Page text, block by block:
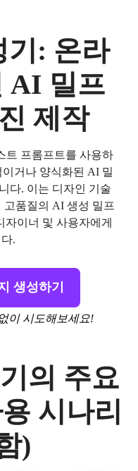
: 온라
AI 밀프
제작
트 프롬프트를 사용하
거나 양식화된 AI 밀
다. 이는 디자인 기술
고품질의 AI 생성 밀프
이너 및 사용자에게
.
생성하기
이 시도해보세요!
의 주요
시나리
)